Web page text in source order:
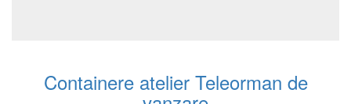
Containere atelier Teleorman de